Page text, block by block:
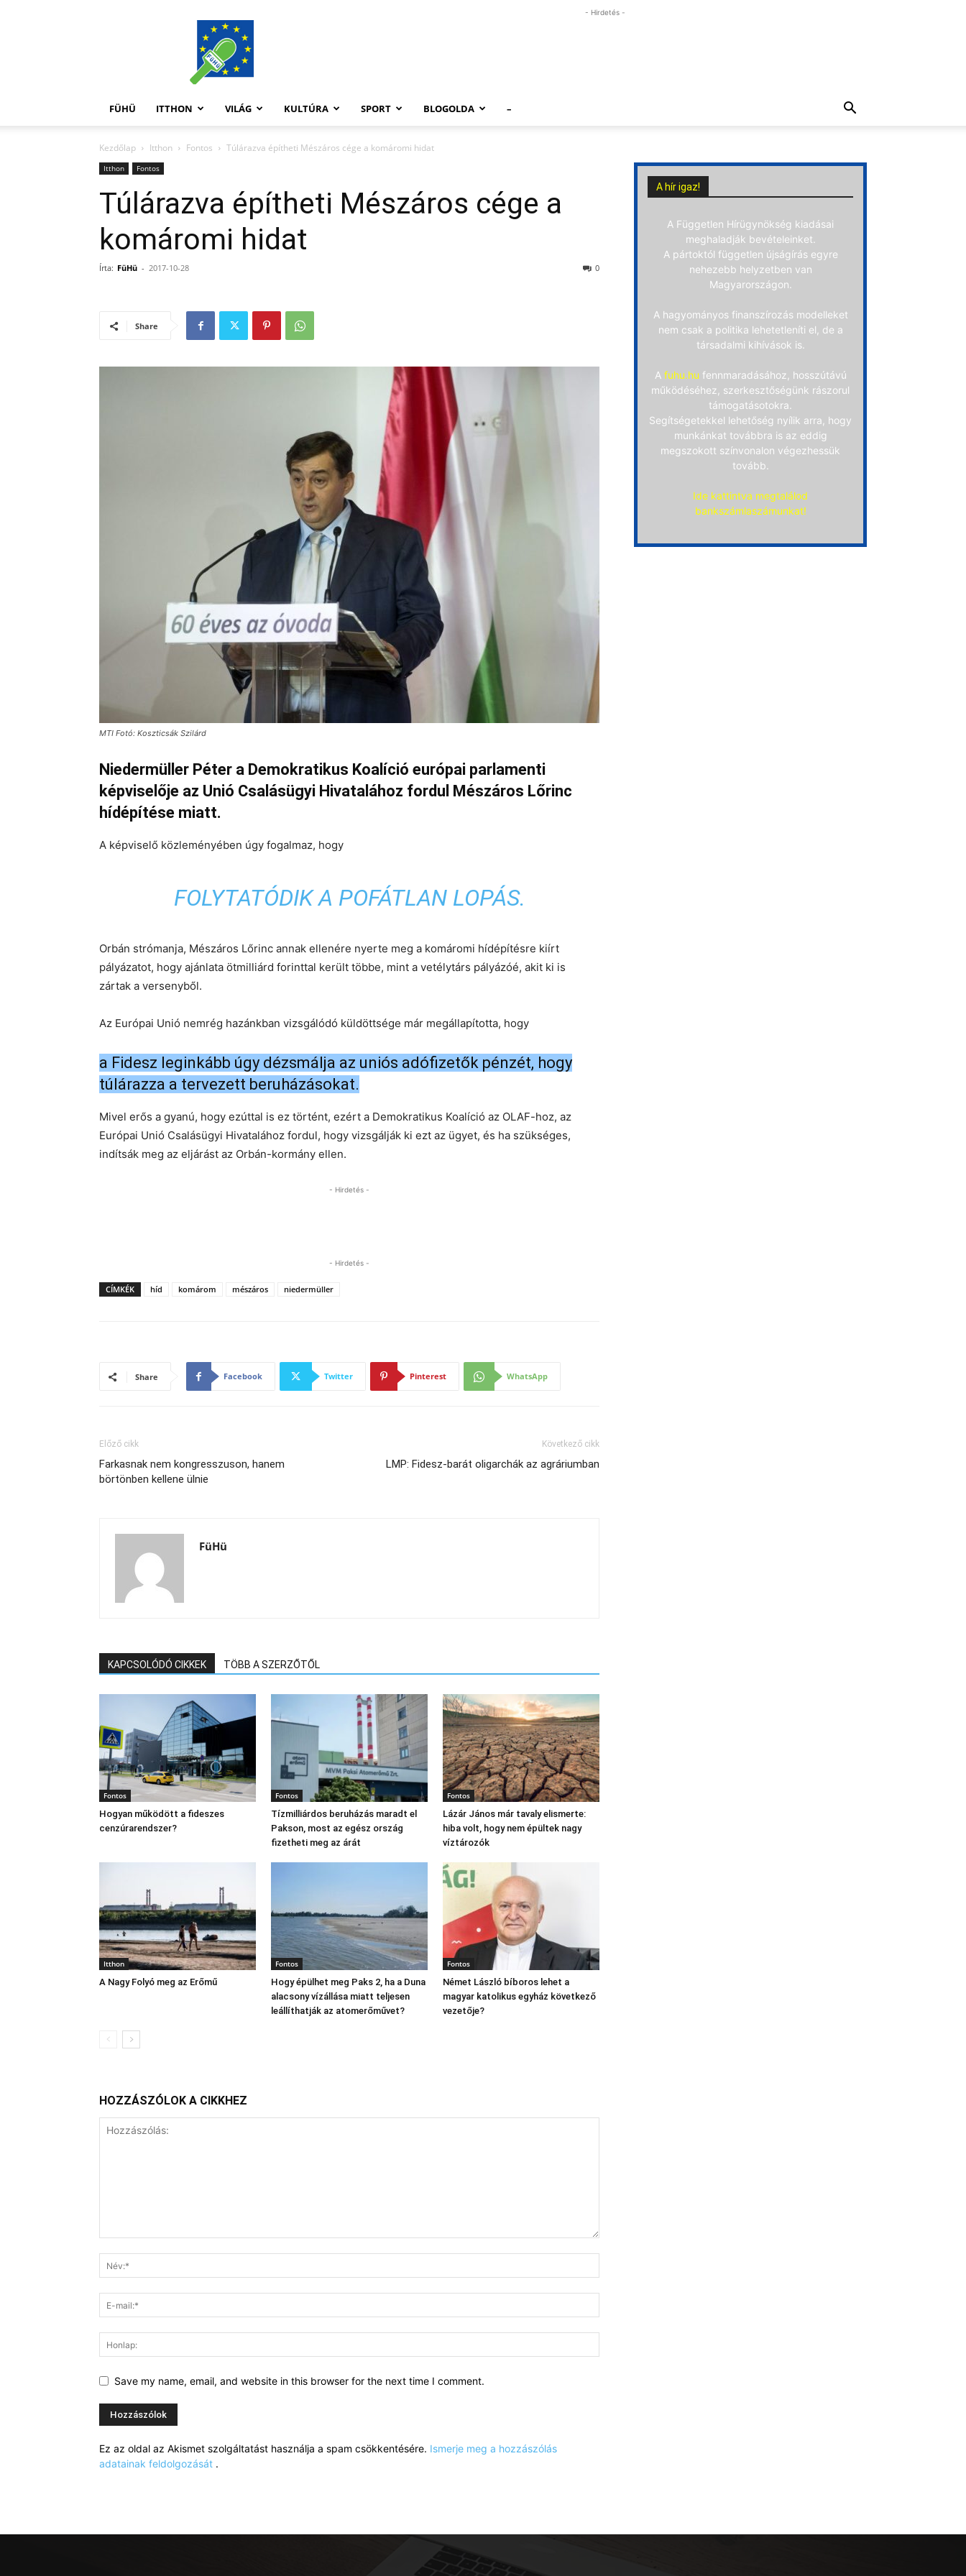
FüHü
- Hirdetés -
FÜHÜ ITTHON VILÁG KULTÚRA SPORT BLOGOLDA –
Kezdőlap Itthon Fontos Túlárazva építheti Mészáros cége a komáromi hidat
Itthon Fontos
Túlárazva építheti Mészáros cége a
komáromi hidat
Írta: FüHü - 2017-10-28 0
Share
MTI Fotó: Koszticsák Szilárd
Niedermüller Péter a Demokratikus Koalíció európai parlamenti
képviselője az Unió Csalásügyi Hivatalához fordul Mészáros Lőrinc
hídépítése miatt.
A képviselő közleményében úgy fogalmaz, hogy
FOLYTATÓDIK A POFÁTLAN LOPÁS.
Orbán strómanja, Mészáros Lőrinc annak ellenére nyerte meg a komáromi hídépítésre kiírt
pályázatot, hogy ajánlata ötmilliárd forinttal került többe, mint a vetélytárs pályázóé, akit ki is
zártak a versenyből.
Az Európai Unió nemrég hazánkban vizsgálódó küldöttsége már megállapította, hogy
a Fidesz leginkább úgy dézsmálja az uniós adófizetők pénzét, hogy
túlárazza a tervezett beruházásokat.
Mivel erős a gyanú, hogy ezúttal is ez történt, ezért a Demokratikus Koalíció az OLAF-hoz, az
Európai Unió Csalásügyi Hivatalához fordul, hogy vizsgálják ki ezt az ügyet, és ha szükséges,
indítsák meg az eljárást az Orbán-kormány ellen.
- Hirdetés -
- Hirdetés -
CÍMKÉK híd komárom mészáros niedermüller
Share Facebook Twitter Pinterest WhatsApp
Előző cikk
Farkasnak nem kongresszuson, hanem
börtönben kellene ülnie
Következő cikk
LMP: Fidesz-barát oligarchák az agráriumban
FüHü
KAPCSOLÓDÓ CIKKEK TÖBB A SZERZŐTŐL
Fontos
Hogyan működött a fideszes
cenzúrarendszer?
Fontos
Tízmilliárdos beruházás maradt el
Pakson, most az egész ország
fizetheti meg az árát
Fontos
Lázár János már tavaly elismerte:
hiba volt, hogy nem épültek nagy
víztározók
Itthon
A Nagy Folyó meg az Erőmű
Fontos
Hogy épülhet meg Paks 2, ha a Duna
alacsony vízállása miatt teljesen
leállíthatják az atomerőművet?
Fontos
Német László bíboros lehet a
magyar katolikus egyház következő
vezetője?
HOZZÁSZÓLOK A CIKKHEZ
Save my name, email, and website in this browser for the next time I comment.
Ez az oldal az Akismet szolgáltatást használja a spam csökkentésére. Ismerje meg a hozzászólás
adatainak feldolgozását .
A hír igaz!
A Független Hírügynökség kiadásai
meghaladják bevételeinket.
A pártoktól független újságírás egyre
nehezebb helyzetben van
Magyarországon.
A hagyományos finanszírozás modelleket
nem csak a politika lehetetleníti el, de a
társadalmi kihívások is.
A fuhu.hu fennmaradásához, hosszútávú
működéséhez, szerkesztőségünk rászorul
támogatásotokra.
Segítségetekkel lehetőség nyílik arra, hogy
munkánkat továbbra is az eddig
megszokott színvonalon végezhessük
tovább.
Ide kattintva megtalálod
bankszámlaszámunkat!